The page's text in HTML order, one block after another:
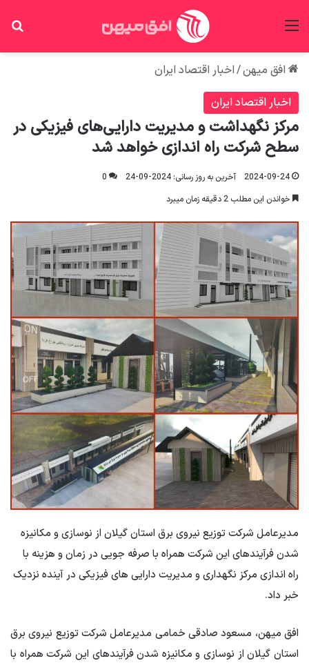
افق میهن/اخبار اقتصاد ایران
اخبار اقتصاد ایران
مرکز نگهداشت و مدیریت دارایی‌های فیزیکی در
سطح شرکت راه اندازی خواهد شد
2024-09-24 آخرین به روز رسانی: 2024-09-24
0
خواندن این مطلب 2 دقیقه زمان میبرد
مدیرعامل شرکت توزیع نیروی برق استان گیلان از نوسازی و مکانیزه
شدن فرآیندهای این شرکت همراه با صرفه جویی در زمان و هزینه با
راه اندازی مرکز نگهداری و مدیریت دارایی های فیزیکی در آینده نزدیک
خبر داد.
افق میهن، مسعود صادقی خمامی مدیرعامل شرکت توزیع نیروی برق
استان گیلان از نوسازی و مکانیزه شدن فرآیندهای این شرکت همراه با